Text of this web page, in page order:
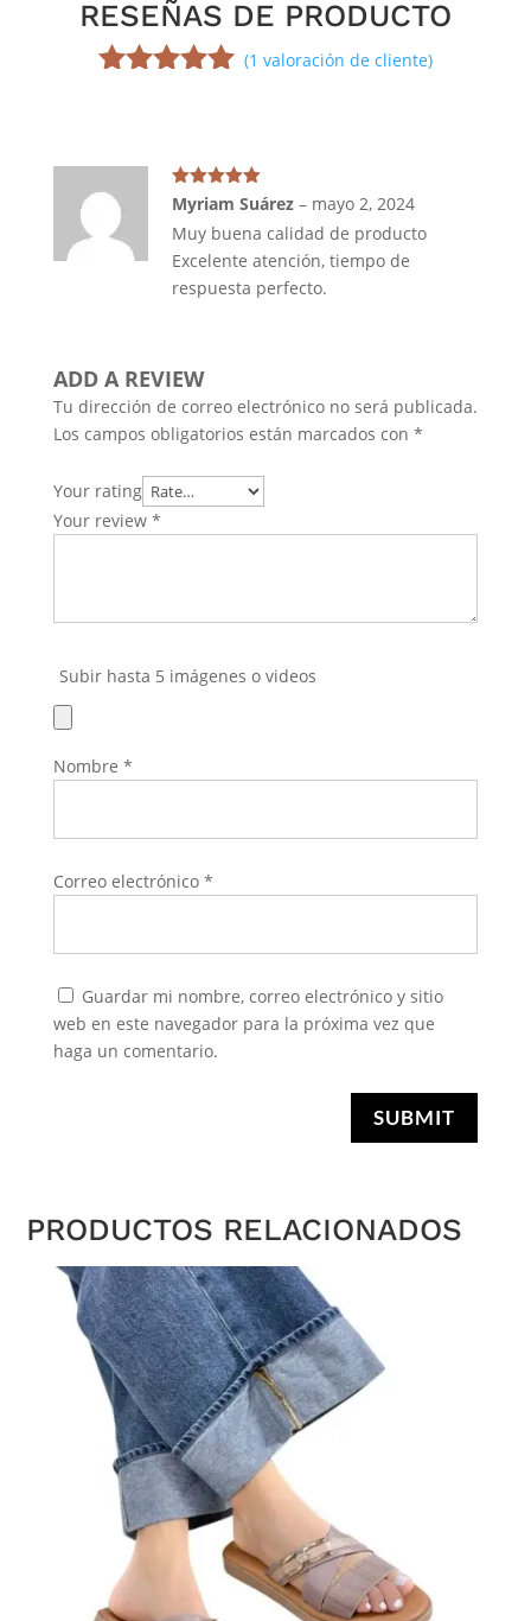
RESEÑAS DE PRODUCTO
en
puntuación
de cliente
(1 valoración de cliente)
Valorado en
de 5
Myriam Suárez – mayo 2, 2024
Muy buena calidad de producto
Excelente atención, tiempo de
respuesta perfecto.
ADD A REVIEW
Tu dirección de correo electrónico no será publicada.
Los campos obligatorios están marcados con *
Your rating
Your review *
Subir hasta 5 imágenes o videos
Nombre *
Correo electrónico *
Guardar mi nombre, correo electrónico y sitio
web en este navegador para la próxima vez que
haga un comentario.
SUBMIT
PRODUCTOS RELACIONADOS